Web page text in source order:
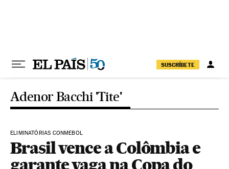
SUSCRÍBETE
Adenor Bacchi 'Tite'
ELIMINATÓRIAS CONMEBOL
Brasil vence a Colômbia e
garante vaga na Copa do